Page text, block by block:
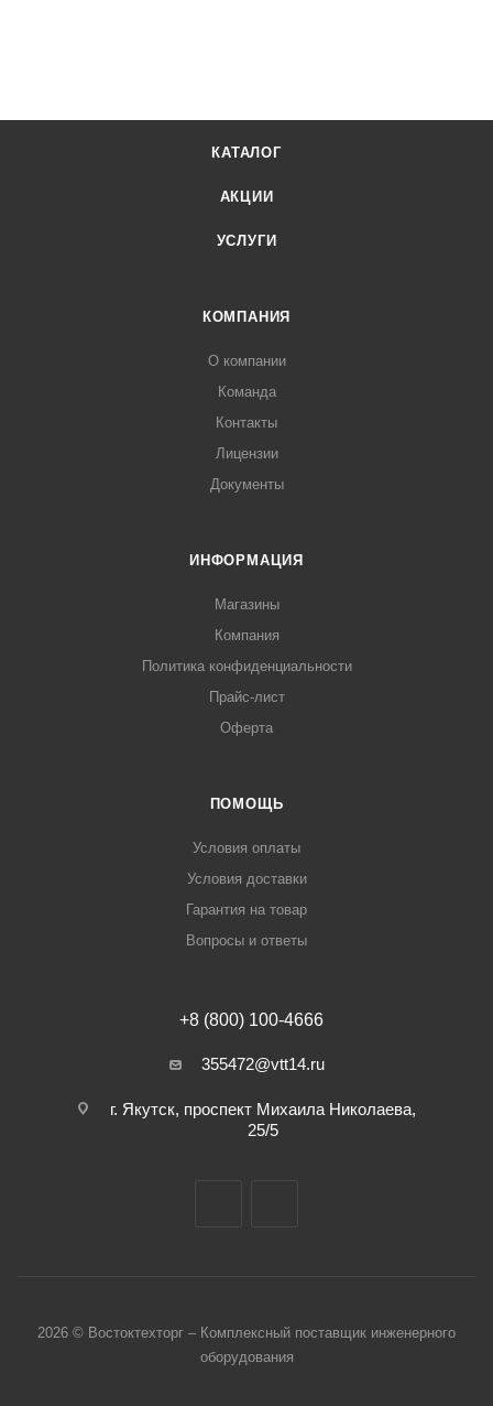
КАТАЛОГ
АКЦИИ
УСЛУГИ
КОМПАНИЯ
О компании
Команда
Контакты
Лицензии
Документы
ИНФОРМАЦИЯ
Магазины
Компания
Политика конфиденциальности
Прайс-лист
Оферта
ПОМОЩЬ
Условия оплаты
Условия доставки
Гарантия на товар
Вопросы и ответы
+8 (800) 100-4666
355472@vtt14.ru
г. Якутск, проспект Михаила Николаева,
25/5
2026 © Востоктехторг – Комплексный поставщик инженерного
оборудования